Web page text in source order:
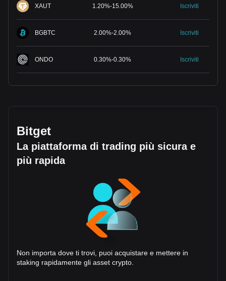
XAUT 1.20%-15.00% Iscriviti
BGBTC 2.00%-2.00% Iscriviti
ONDO 0.30%-0.30% Iscriviti
Bitget
La piattaforma di trading più sicura e
più rapida
Non importa dove ti trovi, puoi acquistare e mettere in
staking rapidamente gli asset crypto.